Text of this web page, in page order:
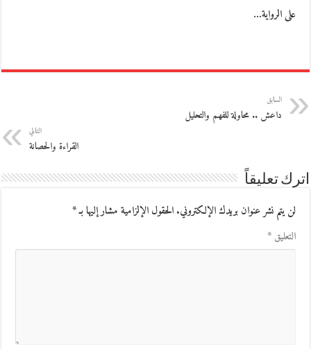
على الرواية…
السابق
داعش .. محاولة للفهم والتحليل
التالي
القراءة والحصانة
اترك تعليقاً
لن يتم نشر عنوان بريدك الإلكتروني.الحقول الإلزامية مشار إليها بـ*
التعليق*